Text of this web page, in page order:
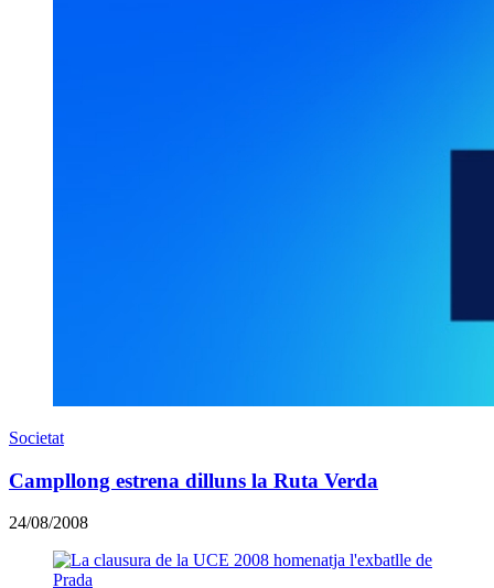
Societat
Campllong estrena dilluns la Ruta Verda
24/08/2008